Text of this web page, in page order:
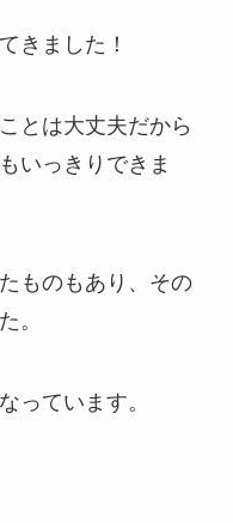
きました！
とは大丈夫だから
いっきりできま
ものもあり、その
。
っています。